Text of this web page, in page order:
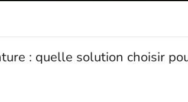
: quelle solution choisir